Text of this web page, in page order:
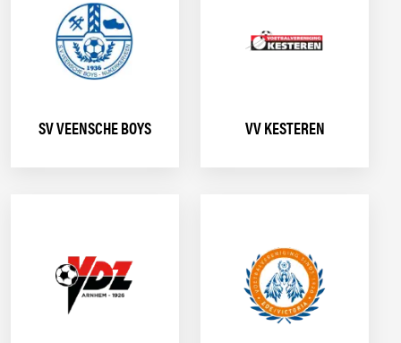
SV VEENSCHE BOYS VV KESTEREN